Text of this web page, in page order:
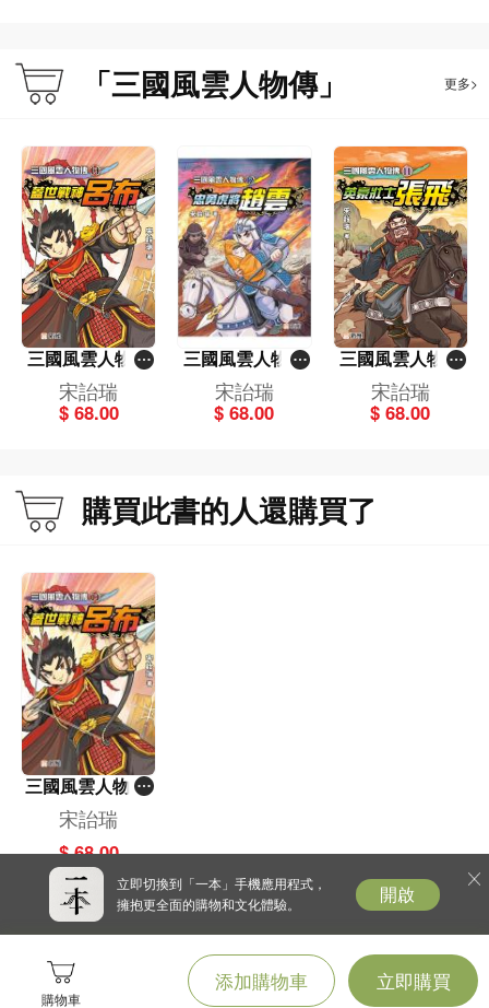
購物車
添加購物車 立即購買
「三國風雲人物傳」 更多>
三國風雲人物傳
(13)蓋世戰神呂
布
宋詒瑞
$ 68.00
三國風雲人物傳
(12)忠勇虎將趙
雲
宋詒瑞
$ 68.00
三國風雲人物傳
(11)英豪壯士張
飛
宋詒瑞
$ 68.00
購買此書的人還購買了
三國風雲人物傳
(13)蓋世戰神呂
布
宋詒瑞
$ 68.00
立即切換到「一本」手機應用程式，
擁抱更全面的購物和文化體驗。
開啟